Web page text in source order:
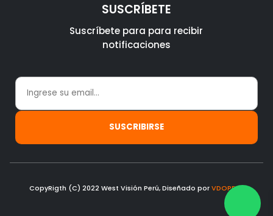
SUSCRÍBETE
Suscríbete para para recibir
notificaciones
CopyRigth (C) 2022 West Visión Perú, Diseñado porVDOPERU